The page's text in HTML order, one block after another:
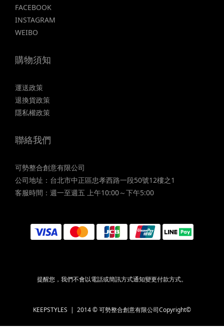
FACEBOOK
INSTAGRAM
WEIBO
購物須知
運送政策
退換貨政策
隱私權政策
聯絡我們
可勢整合創意有限公司
公司地址：台北市中正區忠孝西路一段50號12樓之1
客服時間：週一至週五 上午10:00～下午5:00
提醒您，我們不會以電話或簡訊方式通知變更付款方式。
KEEPSTYLES | 2014 © 可勢整合創意有限公司Copyright©